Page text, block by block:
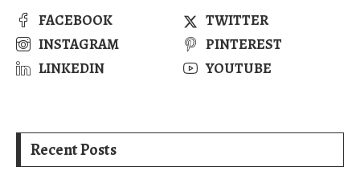
FACEBOOK
TWITTER
INSTAGRAM
PINTEREST
LINKEDIN
YOUTUBE
Recent Posts